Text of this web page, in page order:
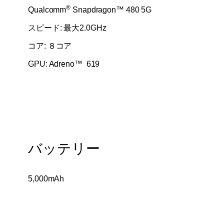
Qualcomm® Snapdragon™ 480 5G
スピード: 最大2.0GHz
コア: ８コア
GPU: Adreno™ 619
バッテリー
5,000mAh